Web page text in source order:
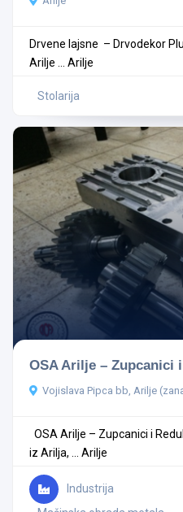
Drvene lajsne – Drvodekor
Arilje ... Arilje
Stolarija
OSA Arilje – Zupcanici
Vojislava Pipca bb, Arilje
OSA Arilje – Zupcanici i
iz Arilja, ... Arilje
Industrija